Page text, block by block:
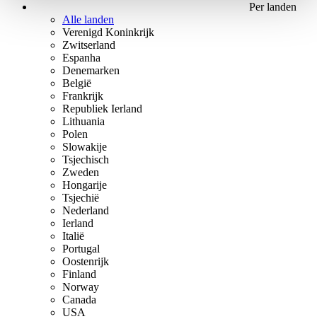
Per landen
Alle landen
Verenigd Koninkrijk
Zwitserland
Espanha
Denemarken
België
Frankrijk
Republiek Ierland
Lithuania
Polen
Slowakije
Tsjechisch
Zweden
Hongarije
Tsjechië
Nederland
Ierland
Italië
Portugal
Oostenrijk
Finland
Norway
Canada
USA